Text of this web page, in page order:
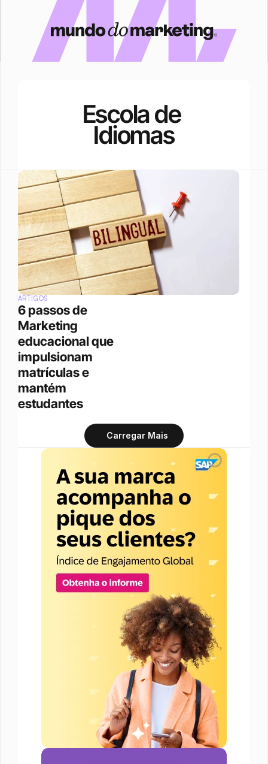
Escola de
Idiomas
ARTIGOS
6 passos de
Marketing
educacional que
impulsionam
matrículas e
mantém
estudantes
Carregar Mais